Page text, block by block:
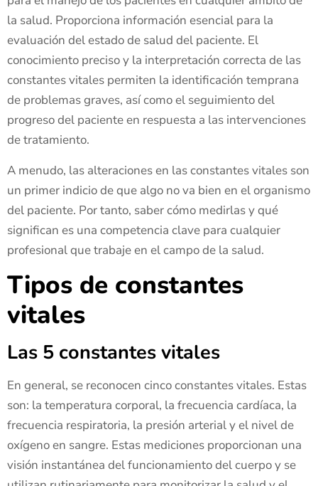
la salud. Proporciona información esencial para la
evaluación del estado de salud del paciente. El
conocimiento preciso y la interpretación correcta de las
constantes vitales permiten la identificación temprana
de problemas graves, así como el seguimiento del
progreso del paciente en respuesta a las intervenciones
de tratamiento.
A menudo, las alteraciones en las constantes vitales son
un primer indicio de que algo no va bien en el organismo
del paciente. Por tanto, saber cómo medirlas y qué
significan es una competencia clave para cualquier
profesional que trabaje en el campo de la salud.
Tipos de constantes
vitales
Las 5 constantes vitales
En general, se reconocen cinco constantes vitales. Estas
son: la temperatura corporal, la frecuencia cardíaca, la
frecuencia respiratoria, la presión arterial y el nivel de
oxígeno en sangre. Estas mediciones proporcionan una
visión instantánea del funcionamiento del cuerpo y se